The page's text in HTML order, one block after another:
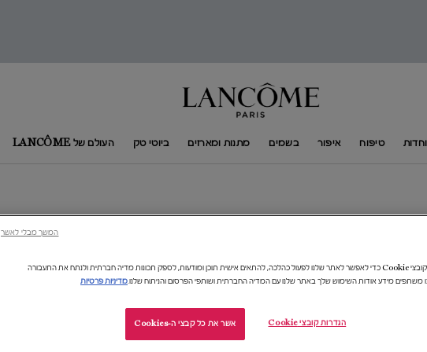
טיפוח איפור בשמים מתנות ומארזים ביוטי טק העולם של​ LANCÔME​
18%-
אנו משתמשים בקובצי Cookie כדי לאפשר לאתר שלנו לפעול כהלכה, להתאים אישית תוכן ומודעות, לספק תכונות מדיה חברתית ולנתח את התעבורה
משתפים מידע אודות השימוש שלך באתר שלנו עם המדיה החברתית ושותפי הפרסום והניתוח שלנו.מדיניות פרטיות
הגדרות קובצי Cookie אשר את כל קבצי ה-Cookies
המשך מבלי לאשר